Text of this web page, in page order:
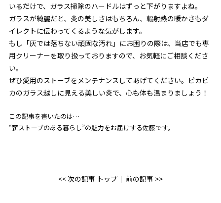
いるだけで、ガラス掃除のハードルはずっと下がりますよね。
ガラスが綺麗だと、炎の美しさはもちろん、輻射熱の暖かさもダ
イレクトに伝わってくるような気がします。
もし「灰では落ちない頑固な汚れ」にお困りの際は、当店でも専
用クリーナーを取り扱っておりますので、お気軽にご相談くださ
い。
ぜひ愛用のストーブをメンテナンスしてあげてください。ピカピ
カのガラス越しに見える美しい炎で、心も体も温まりましょう！
この記事を書いたのは…
“薪ストーブのある暮らし”の魅力をお届けする佐藤です。
<< 次の記事 トップ │ 前の記事 >>